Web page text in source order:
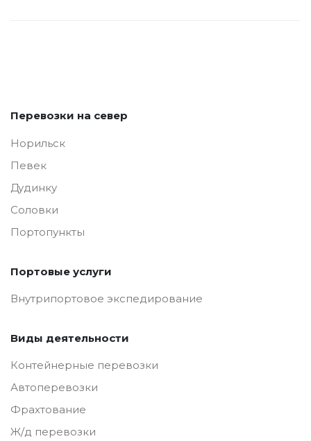
Перевозки на север
Норильск
Певек
Дудинку
Соловки
Портопункты
Портовые услуги
Внутрипортовое экспедирование
Виды деятельности
Контейнерные перевозки
Автоперевозки
Фрахтование
Ж/д перевозки